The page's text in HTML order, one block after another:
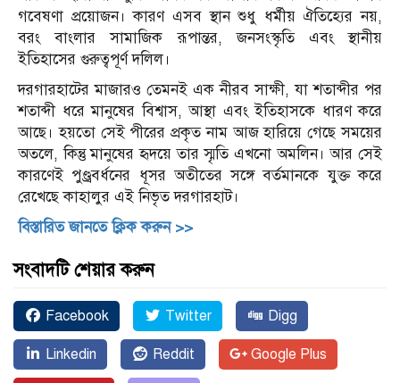
গবেষণা প্রয়োজন। কারণ এসব স্থান শুধু ধর্মীয় ঐতিহ্যের নয়,
বরং বাংলার সামাজিক রূপান্তর, জনসংস্কৃতি এবং স্থানীয়
ইতিহাসের গুরুত্বপূর্ণ দলিল।
দরগারহাটের মাজারও তেমনই এক নীরব সাক্ষী, যা শতাব্দীর পর
শতাব্দী ধরে মানুষের বিশ্বাস, আস্থা এবং ইতিহাসকে ধারণ করে
আছে। হয়তো সেই পীরের প্রকৃত নাম আজ হারিয়ে গেছে সময়ের
অতলে, কিন্তু মানুষের হৃদয়ে তার স্মৃতি এখনো অমলিন। আর সেই
কারণেই পুণ্ড্রবর্ধনের ধূসর অতীতের সঙ্গে বর্তমানকে যুক্ত করে
রেখেছে কাহালুর এই নিভৃত দরগারহাট।
বিস্তারিত জানতে ক্লিক করুন >>
সংবাদটি শেয়ার করুন
Facebook Twitter Digg
Linkedin Reddit Google Plus